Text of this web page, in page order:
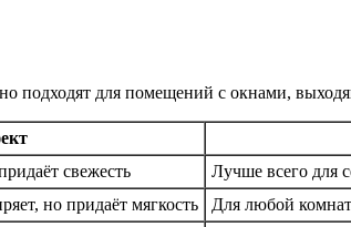
подходят для помещений с окнами,
свежесть
Лучше всего для
но придаёт мягкость
Для любой